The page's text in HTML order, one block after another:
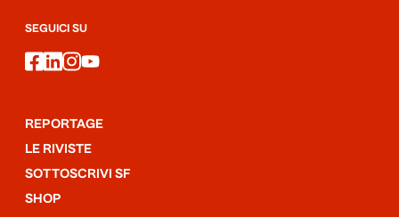
SEGUICI SU
facebook
linkedin
instagram
youtube
REPORTAGE
LE RIVISTE
SOTTOSCRIVI SF
SHOP